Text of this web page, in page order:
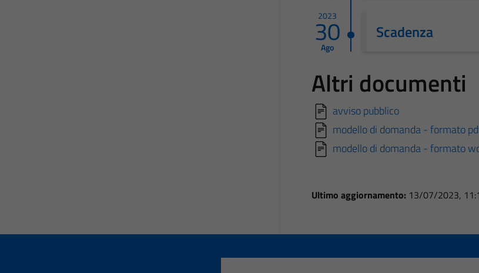
2023
30
Ago
Scadenza
Altri documenti
avviso pubblico
modello di domanda - formato
modello di domanda - formato
Ultimo aggiornamento: 13/07/2023,